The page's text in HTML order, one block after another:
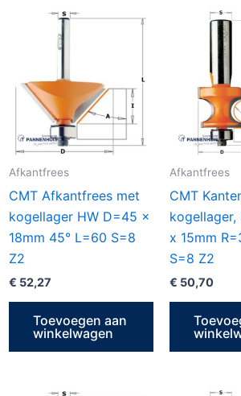
Afkantfrees
CMT Afkantfrees met
kogellager HW D=45 x
18mm 45° L=60 S=8
Z2
€ 52,27
Toevoegen aan
winkelwagen
Afkantfrees
CMT
kogellager,
x 15mm
S=8 Z2
€ 50,70